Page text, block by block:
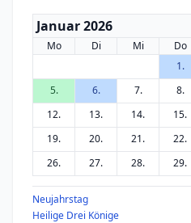
Januar 2026
Mo Di Mi Do
1.
5.
6. 7. 8.
12.
13. 14. 15.
19.
20. 21. 22.
26.
27. 28. 29.
Neujahrstag
Heilige Drei Könige